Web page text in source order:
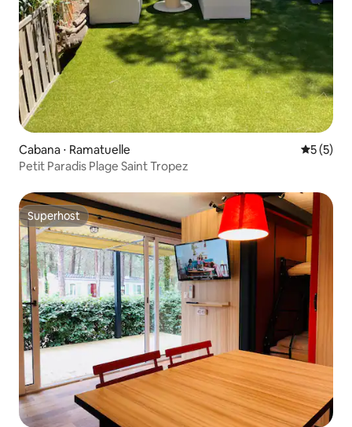
Cabana ⋅ Ramatuelle 5 de
5 (5)
Petit Paradis Plage Saint Tropez
Superhost
Superhost